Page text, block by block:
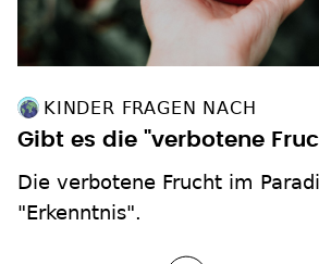
KINDER FRAGEN NACH
Gibt es die "verbotene
Die verbotene Frucht im
"Erkenntnis".